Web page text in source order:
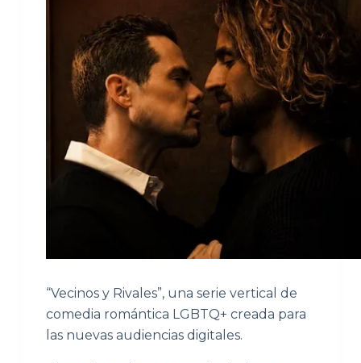
“Vecinos y Rivales”, una serie vertical de
comedia romántica LGBTQ+ creada para
las nuevas audiencias digitales.